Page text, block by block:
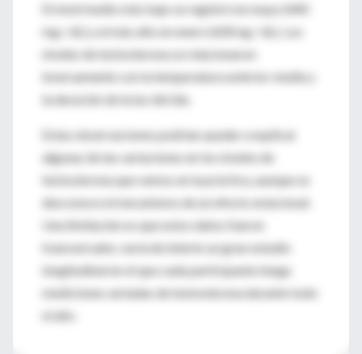
El nivel medio más bajo se registró en mayo (440
mg / dL) y el más alto en enero (600 ng / dL). Los
niveles de testosterona se relacionaron
inversamente con la temperatura exterior media y
la duración de la luz del día.
Estas observaciones podrían ayudar a explicar
algunas de las variaciones en los niveles de
testosterona que vemos en la práctica, aunque se
desconoce el mecanismo de un efecto estacional.
Una limitación es que estos datos fueron
transversales; sería de interés un gran estudio
longitudinal en el que cada participante tenga
mediciones seriadas de testosterona durante todo
el año.